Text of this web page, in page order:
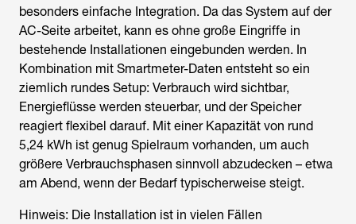
besonders einfache Integration. Da das System auf der
AC-Seite arbeitet, kann es ohne große Eingriffe in
bestehende Installationen eingebunden werden. In
Kombination mit Smartmeter-Daten entsteht so ein
ziemlich rundes Setup: Verbrauch wird sichtbar,
Energieflüsse werden steuerbar, und der Speicher
reagiert flexibel darauf. Mit einer Kapazität von rund
5,24 kWh ist genug Spielraum vorhanden, um auch
größere Verbrauchsphasen sinnvoll abzudecken – etwa
am Abend, wenn der Bedarf typischerweise steigt.
Hinweis: Die Installation ist in vielen Fällen